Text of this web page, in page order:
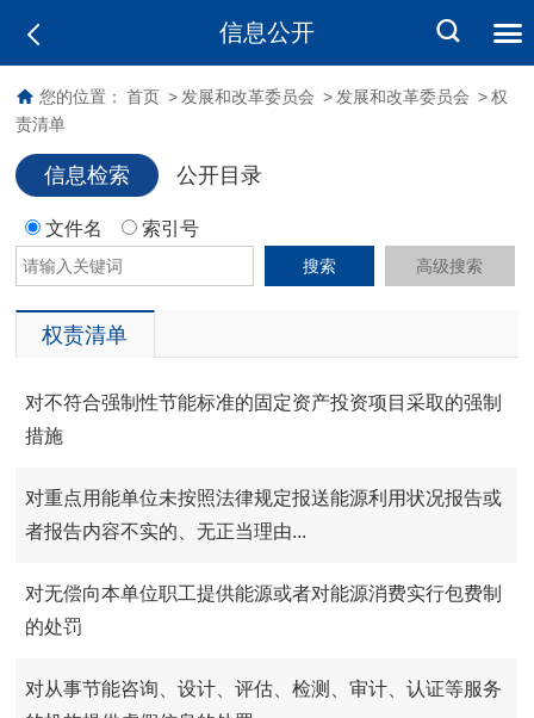
信息公开
您的位置： 首页 > 发展和改革委员会 > 发展和改革委员会 > 权
责清单
信息检索 公开目录
文件名 索引号
搜索 高级搜索
权责清单
对不符合强制性节能标准的固定资产投资项目采取的强制
措施
对重点用能单位未按照法律规定报送能源利用状况报告或
者报告内容不实的、无正当理由...
对无偿向本单位职工提供能源或者对能源消费实行包费制
的处罚
对从事节能咨询、设计、评估、检测、审计、认证等服务